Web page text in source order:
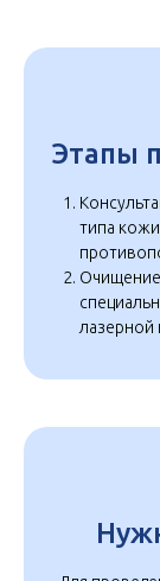
Этапы
типа
Очищение
лазерной